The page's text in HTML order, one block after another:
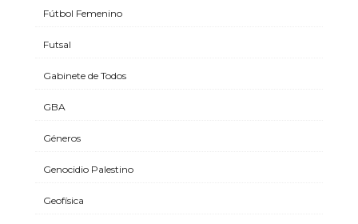
Fútbol Femenino
Futsal
Gabinete de Todos
GBA
Géneros
Genocidio Palestino
Geofísica